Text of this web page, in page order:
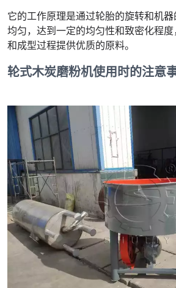
它的工作原理是通过轮胎的旋转和机
均匀，达到一定的均匀性和致密化程
和成型过程提供优质的原料。
轮式木炭磨粉机使用时的注意